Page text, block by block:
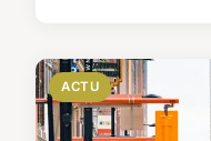
ACTU